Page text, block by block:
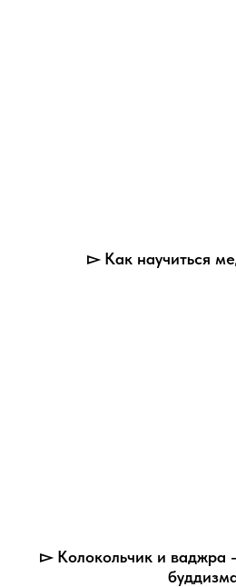
▻ Как научиться
▻ Колокольчик и ваджра